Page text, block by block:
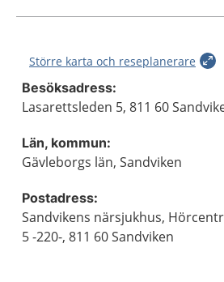
Större karta och reseplanerare
Besöksadress:
Lasarettsleden 5, 811 60
Län, kommun:
Gävleborgs län, Sandviken
Postadress:
Sandvikens närsjukhus,
5 -220-, 811 60 Sandviken